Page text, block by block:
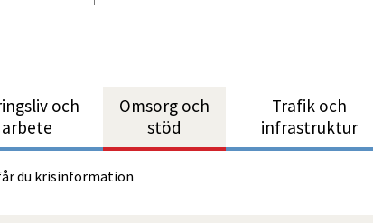
och
arbete
Omsorg och
stöd
Trafik och
infrastruktur
du krisinformation